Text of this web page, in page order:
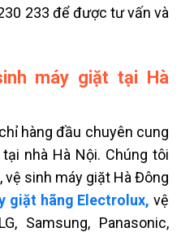
233 để được tư vấn và
máy giặt tại Hà
hàng đầu chuyên cung
nhà Hà Nội. Chúng tôi
vệ sinh máy giặt Hà Đông
giặt hãng Electrolux, vệ
Samsung, Panasonic,